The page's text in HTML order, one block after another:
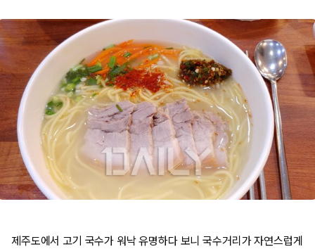
제주도에서 고기 국수가 워낙 유명하다 보니 국수거리가 자연스럽게